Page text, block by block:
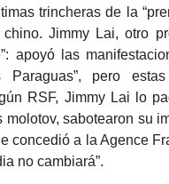
trincheras de la
Jimmy Lai, otro
apoyó las
pero
RSF, Jimmy Lai lo
sabotearon su
concedió a la Agence
no cambiará”.